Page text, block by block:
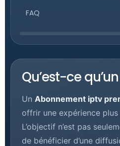
FAQ
Qu’est-ce
Un Abonnement iptv
offrir une expérience
L’objectif n’est pas
de bénéficier d’une